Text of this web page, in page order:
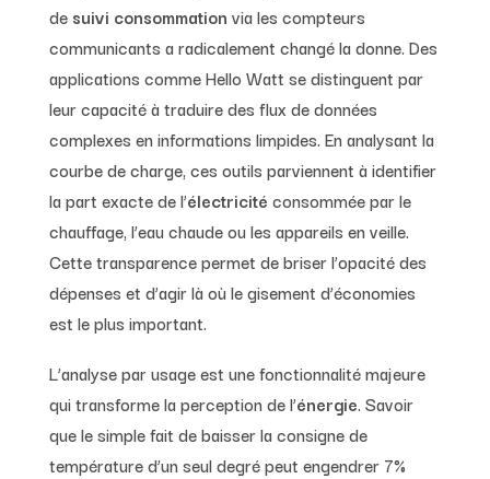
de suivi consommation via les compteurs
communicants a radicalement changé la donne. Des
applications comme Hello Watt se distinguent par
leur capacité à traduire des flux de données
complexes en informations limpides. En analysant la
courbe de charge, ces outils parviennent à identifier
la part exacte de l’électricité consommée par le
chauffage, l’eau chaude ou les appareils en veille.
Cette transparence permet de briser l’opacité des
dépenses et d’agir là où le gisement d’économies
est le plus important.
L’analyse par usage est une fonctionnalité majeure
qui transforme la perception de l’énergie. Savoir
que le simple fait de baisser la consigne de
température d’un seul degré peut engendrer 7%